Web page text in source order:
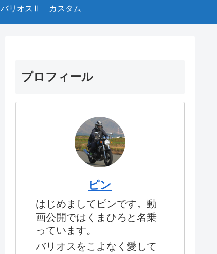
バリオスⅡ カスタム
プロフィール
ピン
はじめましてピンです。動
画公開ではくまひろと名乗
っています。
バリオスをこよなく愛して